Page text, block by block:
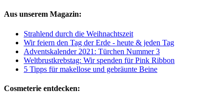
Aus unserem Magazin:
Strahlend durch die Weihnachtszeit
Wir feiern den Tag der Erde - heute & jeden Tag
Adventskalender 2021: Türchen Nummer 3
Weltbrustkrebstag: Wir spenden für Pink Ribbon
5 Tipps für makellose und gebräunte Beine
Cosmeterie entdecken: